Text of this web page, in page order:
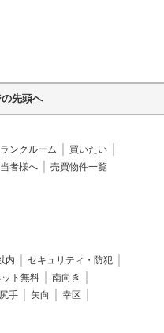
先頭へ
ランクルーム
買いたい
者様へ 売買物件一覧
内
セキュリティ・防犯
ト無料
南向き
尻手 矢向
幸区